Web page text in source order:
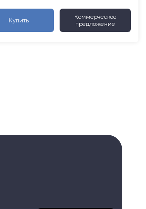
Купить
Коммерческое
предложение